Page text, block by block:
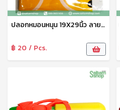
ปลอกหมอนหนุน 19X29นิ้ว ลายการ์ตูน แสนสุข
฿ 20 / Pcs.